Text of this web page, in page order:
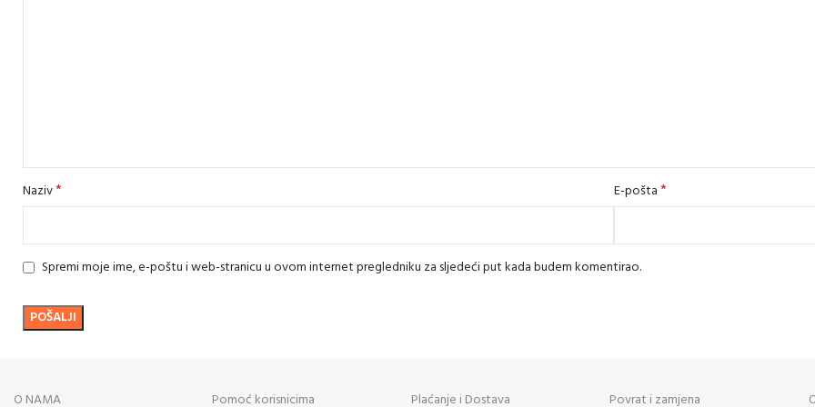
Naziv* E-pošta*
Spremi moje ime, e-poštu i web-stranicu u ovom internet pregledniku za sljedeći put kada budem komentirao.
O NAMA Pomoć korisnicima Plaćanje i Dostava Povrat i zamjena